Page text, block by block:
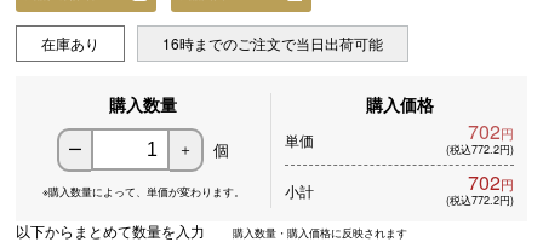
在庫あり 16時までのご注文で当日出荷可能
購入数量
ー ＋ 個
※購入数量によって、 単価が変わります。
購入価格
単価 702円
(税込772.2円)
小計 702円
(税込772.2円)
以下からまとめて数量を入力 購入数量・購入価格に反映されます